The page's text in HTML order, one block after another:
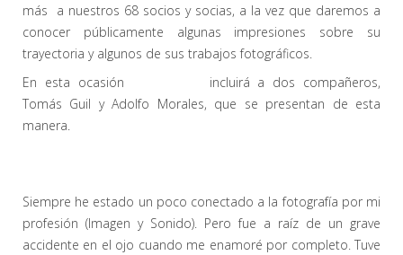
más a nuestros 68 socios y socias, a la vez que daremos a
conocer públicamente algunas impresiones sobre su
trayectoria y algunos de sus trabajos fotográficos.
En esta ocasión
incluirá a dos compañeros,
Tomás Guil y Adolfo Morales, que se presentan de esta
manera.
Siempre he estado un poco conectado a la fotografía por mi
profesión (Imagen y Sonido). Pero fue a raíz de un grave
accidente en el ojo cuando me enamoré por completo. Tuve